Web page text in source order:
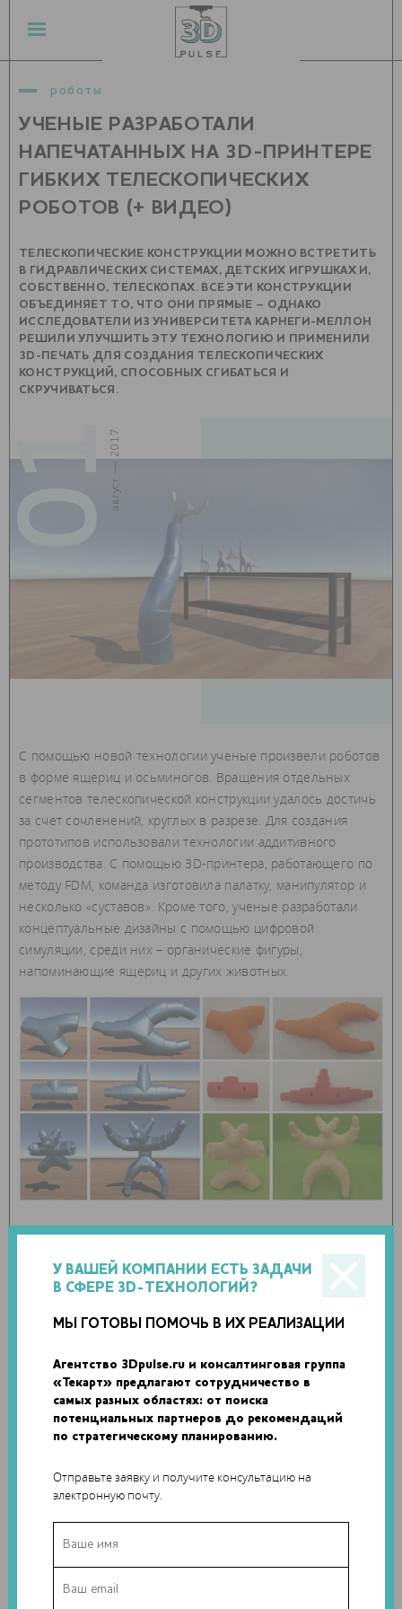
У ВАШЕЙ КОМПАНИИ ЕСТЬ ЗАДАЧИ
В СФЕРЕ 3D-ТЕХНОЛОГИЙ?
МЫ ГОТОВЫ ПОМОЧЬ В ИХ РЕАЛИЗАЦИИ
Агентство 3Dpulse.ru и консалтинговая группа
«Текарт» предлагают сотрудничество в
самых разных областях: от поиска
потенциальных партнеров до рекомендаций
по стратегическому планированию.
Отправьте заявку и получите консультацию на
электронную почту.
роботы
УЧЕНЫЕ РАЗРАБОТАЛИ
НАПЕЧАТАННЫХ НА 3D-ПРИНТЕРЕ
ГИБКИХ ТЕЛЕСКОПИЧЕСКИХ
РОБОТОВ (+ ВИДЕО)
ТЕЛЕСКОПИЧЕСКИЕ КОНСТРУКЦИИ МОЖНО ВСТРЕТИТЬ
В ГИДРАВЛИЧЕСКИХ СИСТЕМАХ, ДЕТСКИХ ИГРУШКАХ И,
СОБСТВЕННО, ТЕЛЕСКОПАХ. ВСЕ ЭТИ КОНСТРУКЦИИ
ОБЪЕДИНЯЕТ ТО, ЧТО ОНИ ПРЯМЫЕ – ОДНАКО
ИССЛЕДОВАТЕЛИ ИЗ УНИВЕРСИТЕТА КАРНЕГИ-МЕЛЛОН
РЕШИЛИ УЛУЧШИТЬ ЭТУ ТЕХНОЛОГИЮ И ПРИМЕНИЛИ
3D-ПЕЧАТЬ ДЛЯ СОЗДАНИЯ ТЕЛЕСКОПИЧЕСКИХ
КОНСТРУКЦИЙ, СПОСОБНЫХ СГИБАТЬСЯ И
СКРУЧИВАТЬСЯ.
01
август — 2017
С помощью новой технологии ученые произвели роботов
в форме ящериц и осьминогов. Вращения отдельных
сегментов телескопической конструкции удалось достичь
за счет сочленений, круглых в разрезе. Для создания
прототипов использовали технологии аддитивного
производства. С помощью 3D-принтера, работающего по
методу FDM, команда изготовила палатку, манипулятор и
несколько «суставов». Кроме того, ученые разработали
концептуальные дизайны с помощью цифровой
симуляции, среди них – органические фигуры,
напоминающие ящериц и других животных.
Исследователи считают, что органические
телескопические конструкции также можно воплотить в
жизнь с помощью более качественного оборудования для
3D-печати. Они отмечают, что с учетом относительно
более тонких стенок моделей для них может
чем FDM.